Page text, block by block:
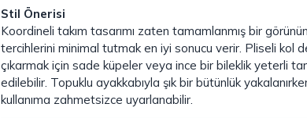
Stil Önerisi
Koordineli takım tasarımı zaten tamamlanmış bir
tercihlerini minimal tutmak en iyi sonucu verir. Pliseli kol
çıkarmak için sade küpeler veya ince bir bileklik yeterli
edilebilir. Topuklu ayakkabıyla şık bir bütünlük
kullanıma zahmetsizce uyarlanabilir.